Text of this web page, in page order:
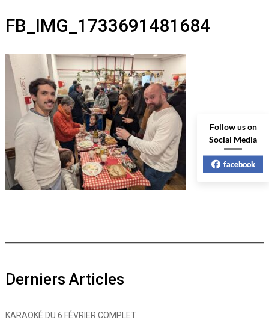
FB_IMG_1733691481684
Derniers Articles
KARAOKÉ DU 6 FÉVRIER COMPLET
Follow us on
Social Media
facebook